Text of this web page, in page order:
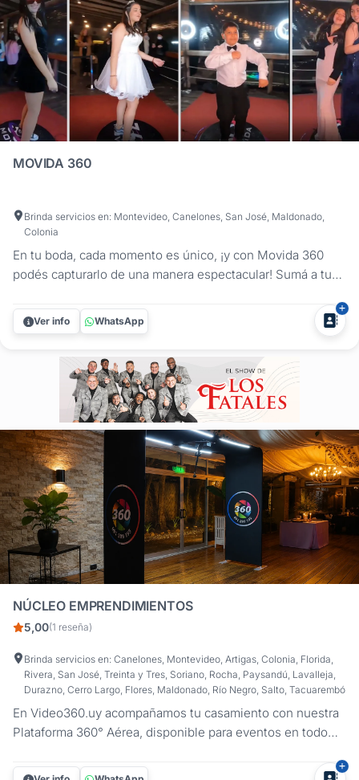
MOVIDA 360
Brinda servicios en: Montevideo, Canelones, San José, Maldonado,
Colonia
En tu boda, cada momento es único, ¡y con Movida 360
podés capturarlo de una manera espectacular! Sumá a tu
nuestra plataforma 360, donde vos y tus invitados podrán
crear videos y fotos increíbles, perfectos para recordar los
Ver info WhatsApp
NÚCLEO EMPRENDIMIENTOS
5,00(1 reseña)
Brinda servicios en: Canelones, Montevideo, Artigas, Colonia, Florida,
Rivera, San José, Treinta y Tres, Soriano, Rocha, Paysandú, Lavalleja,
Durazno, Cerro Largo, Flores, Maldonado, Río Negro, Salto, Tacuarembó
En Video360.uy acompañamos tu casamiento con nuestra
Plataforma 360° Aérea, disponible para eventos en todo
invitados pueden disfrutar de la experiencia con mayor